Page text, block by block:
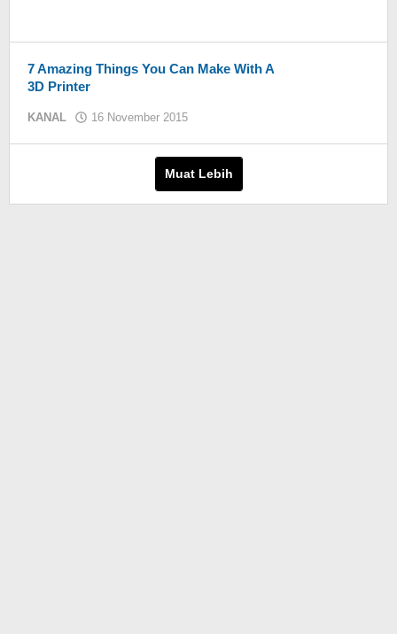
7 Amazing Things You Can Make With A
3D Printer
KANAL 16 November 2015
Muat Lebih